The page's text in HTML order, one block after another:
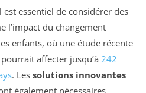
essentiel de considérer des
l’impact du changement
enfants, où une étude récente
affecter jusqu’à 242
. Les solutions innovantes
également nécessaires,